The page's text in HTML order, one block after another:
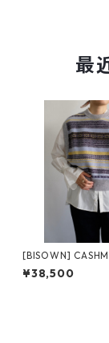
最
[BISOWN]
LE SHORTVEST /
¥38,500